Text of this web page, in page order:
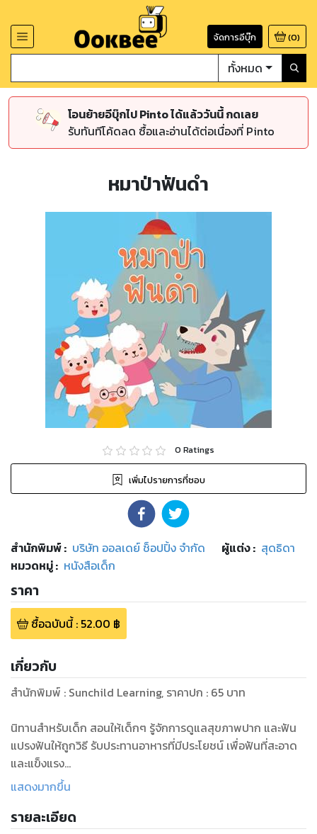
จัดการอีบุ๊ก (0)
ทั้งหมด
โอนย้ายอีบุ๊กไป Pinto ได้แล้ววันนี้ กดเลย
รับทันทีโค้ดลด ซื้อและอ่านได้ต่อเนื่องที่ Pinto
หมาป่าฟันดำ
0 Ratings
เพิ่มไปรายการที่ชอบ
สำนักพิมพ์: บริษัท ออลเดย์ ช็อปปิ้ง จำกัด ผู้แต่ง : สุดธิดา
หมวดหมู่: หนังสือเด็ก
ราคา
ซื้อฉบับนี้: 52.00 ฿
เกี่ยวกับ
สำนักพิมพ์ : Sunchild Learning, ราคาปก : 65 บาท
นิทานสำหรับเด็ก สอนให้เด็กๆ รู้จักการดูแลสุขภาพปาก และฟัน
แปรงฟันให้ถูกวิธี รับประทานอาหารที่มีประโยชน์ เพื่อฟันที่สะอาด
และแข็งแรง
แสดงมากขึ้น
รายละเอียด